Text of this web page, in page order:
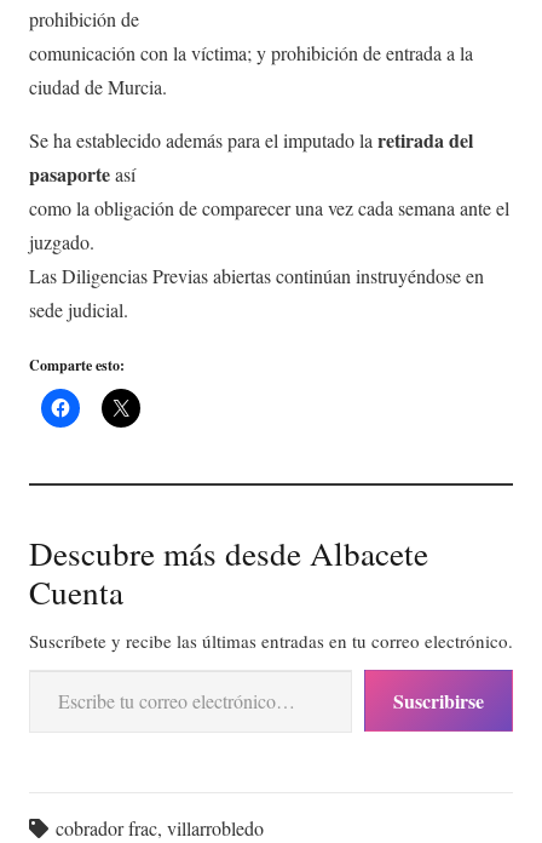
prohibición de
comunicación con la víctima; y prohibición de entrada a la
ciudad de Murcia.
Se ha establecido además para el imputado la retirada del
pasaporteasí
como la obligación de comparecer una vez cada semana ante el
juzgado.
Las Diligencias Previas abiertas continúan instruyéndose en
sede judicial.
Comparte esto:
Descubre más desde Albacete
Cuenta
Suscríbete y recibe las últimas entradas en tu correo electrónico.
Escribe tu correo electrónico…
Suscribirse
cobrador frac,villarrobledo